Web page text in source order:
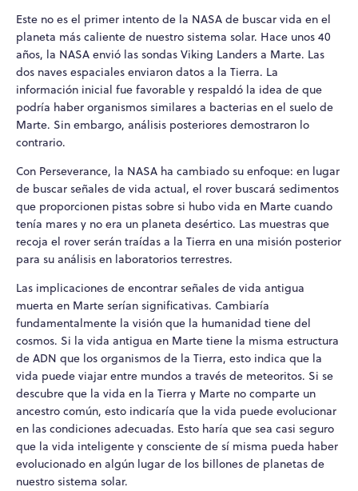
Este no es el primer intento de la NASA de buscar vida en el
planeta más caliente de nuestro sistema solar. Hace unos 40
años, la NASA envió las sondas Viking Landers a Marte. Las
dos naves espaciales enviaron datos a la Tierra. La
información inicial fue favorable y respaldó la idea de que
podría haber organismos similares a bacterias en el suelo de
Marte. Sin embargo, análisis posteriores demostraron lo
contrario.
Con Perseverance, la NASA ha cambiado su enfoque: en lugar
de buscar señales de vida actual, el rover buscará sedimentos
que proporcionen pistas sobre si hubo vida en Marte cuando
tenía mares y no era un planeta desértico. Las muestras que
recoja el rover serán traídas a la Tierra en una misión posterior
para su análisis en laboratorios terrestres.
Las implicaciones de encontrar señales de vida antigua
muerta en Marte serían significativas. Cambiaría
fundamentalmente la visión que la humanidad tiene del
cosmos. Si la vida antigua en Marte tiene la misma estructura
de ADN que los organismos de la Tierra, esto indica que la
vida puede viajar entre mundos a través de meteoritos. Si se
descubre que la vida en la Tierra y Marte no comparte un
ancestro común, esto indicaría que la vida puede evolucionar
en las condiciones adecuadas. Esto haría que sea casi seguro
que la vida inteligente y consciente de sí misma pueda haber
evolucionado en algún lugar de los billones de planetas de
nuestro sistema solar.